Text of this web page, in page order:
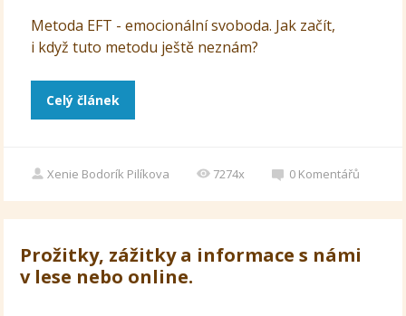
Metoda EFT - emocionální svoboda. Jak začít,
i když tuto metodu ještě neznám?
Celý článek
Xenie Bodorík Pilíkova 7274x 0 Komentářů
Prožitky, zážitky a informace s námi
v lese nebo online.